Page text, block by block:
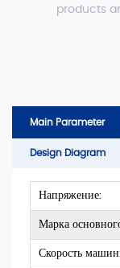
products
Main Parameter
Design Diagram
Напряжение:
Марка
Скорость